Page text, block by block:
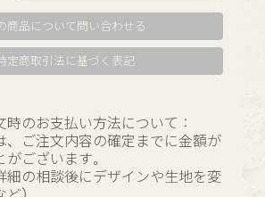
商品について問い合わせる
定商取引法に基づく表記
時のお支払い方法について：
、ご注文内容の確定までに金額が
ございます。
細の相談後にデザインや生地を変